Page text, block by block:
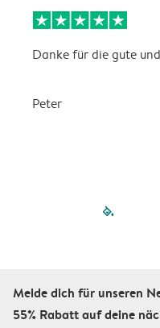
Danke für die gute
Peter
Melde dich für unseren
55% Rabatt auf deine